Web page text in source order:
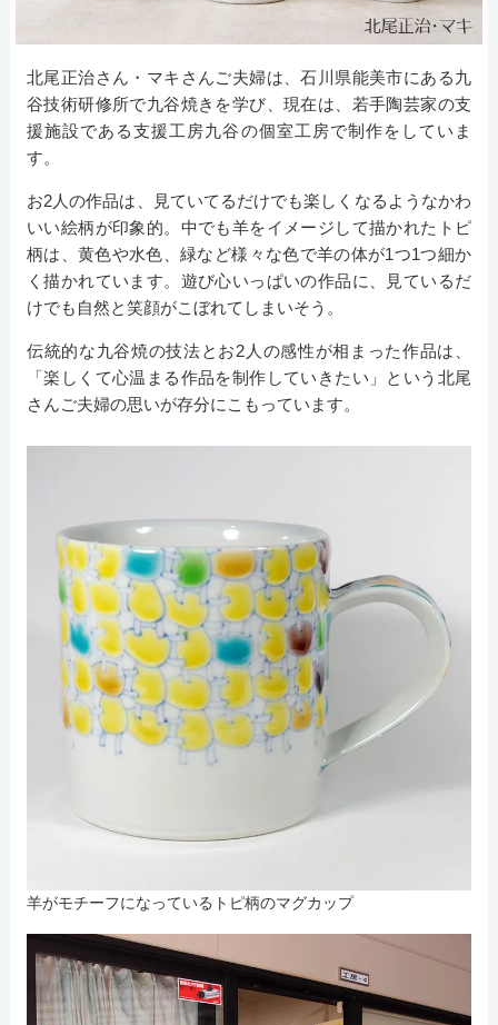
北尾正治さん・マキさんご夫婦は、石川県能美市にある九
谷技術研修所で九谷焼きを学び、現在は、若手陶芸家の支
援施設である支援工房九谷の個室工房で制作をしていま
す。
お2人の作品は、見ていてるだけでも楽しくなるようなかわ
いい絵柄が印象的。中でも羊をイメージして描かれたトピ
柄は、黄色や水色、緑など様々な色で羊の体が1つ1つ細か
く描かれています。遊び心いっぱいの作品に、見ているだ
けでも自然と笑顔がこぼれてしまいそう。
伝統的な九谷焼の技法とお2人の感性が相まった作品は、
「楽しくて心温まる作品を制作していきたい」という北尾
さんご夫婦の思いが存分にこもっています。
羊がモチーフになっているトピ柄のマグカップ